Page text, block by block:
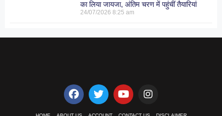
का लिया जायजा, अंतिम चरण में पहुंचीं तैयारियां
24/07/20268:25 am